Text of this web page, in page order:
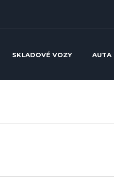
SKLADOVÉ VOZY AUTA